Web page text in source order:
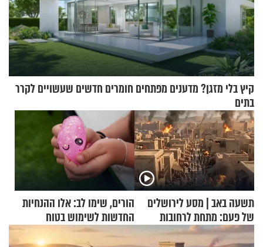
קיץ בלי מזגן? מדענים מפתחים חומרים חדשים שעשויים לקרר
בתים
תשעה באב | מסע לירושלים
של פעם: מתחת לרחובות
ירושלים
הורים, שימו לב: אלו ההנחיות
החדשות לשימוש בטוח
בסקווישי לאחר מקרי אשפוז